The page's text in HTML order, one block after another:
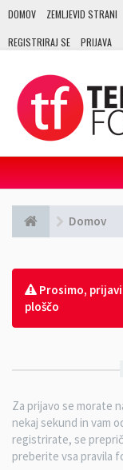
DOMOV ZEMLJEVID STRANI
REGISTRIRAJ SE PRIJAVA
Domov
Prosimo,
ploščo
Za prijavo se morate
nekaj sekund in vam
registrirate, se
preberite vsa pravila